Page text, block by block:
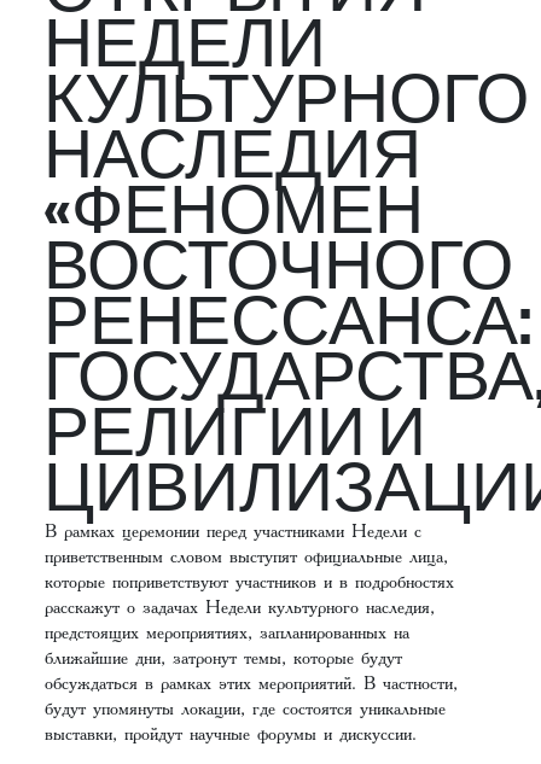
НЕДЕЛИ
КУЛЬТУРНОГО
НАСЛЕДИЯ
«ФЕНОМЕН
ВОСТОЧНОГО
РЕНЕССАНСА:
РЕЛИГИИ И
В рамках церемонии перед участниками Недели с
приветственным словом выступят официальные лица,
которые поприветствуют участников и в подробностях
расскажут о задачах Недели культурного наследия,
предстоящих мероприятиях, запланированных на
ближайшие дни, затронут темы, которые будут
обсуждаться в рамках этих мероприятий. В частности,
будут упомянуты локации, где состоятся уникальные
выставки, пройдут научные форумы и дискуссии.